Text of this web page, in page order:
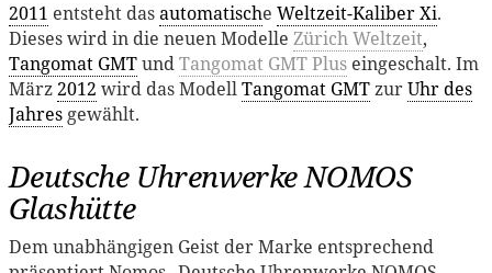
2011 entsteht dasautomatische Weltzeit-Kaliber Xi.
Dieses wird in die neuen Modelle Zürich Weltzeit,
Tangomat GMTundTangomat GMT Plus eingeschalt. Im
März2012 wird das ModellTangomat GMTzurUhr des
Jahresgewählt.
Deutsche Uhrenwerke NOMOS
Glashütte
Dem unabhängigen Geist der Marke entsprechend